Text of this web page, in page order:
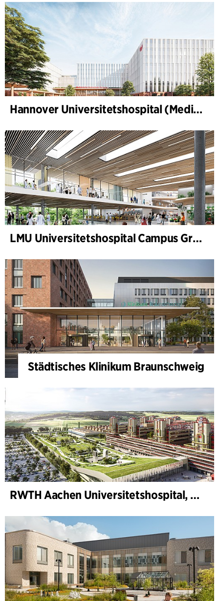
Hannover Universitetshospital (Medizinische Hochschule Hannover, MHH)
LMU Universitetshospital Campus Grosshadern
Städtisches Klinikum Braunschweig
RWTH Aachen Universitetshospital, udvidelse